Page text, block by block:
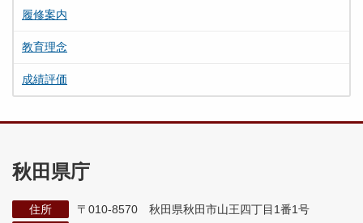
履修案内
教育理念
成績評価
秋田県庁
住所
〒010-8570 秋田県秋田市山王四丁目1番1号